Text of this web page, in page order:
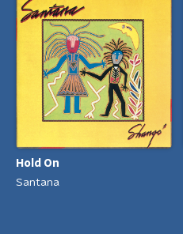
Hold On
Santana